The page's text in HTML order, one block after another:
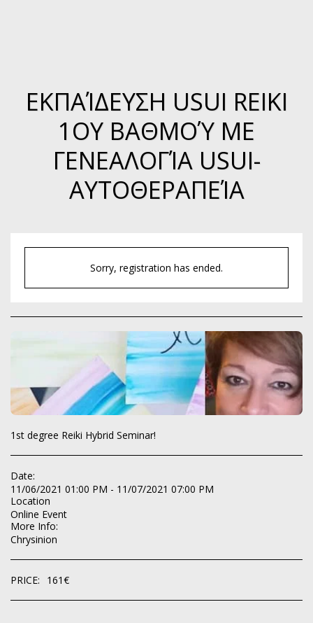
ΕΚΠΑΊΔΕΥΣΗ USUI REIKI
1OΥ ΒΑΘΜΟΎ ΜΕ
ΓΕΝΕΑΛΟΓΊΑ USUI-
ΑΥΤΟΘΕΡΑΠΕΊΑ
Sorry, registration has ended.
1st degree Reiki Hybrid Seminar!
Date:
11/06/2021 01:00 PM - 11/07/2021 07:00 PM
Location
Online Event
More Info:
Chrysinion
PRICE: 161€